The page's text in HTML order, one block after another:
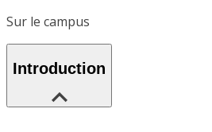
Sur le campus
Introduction